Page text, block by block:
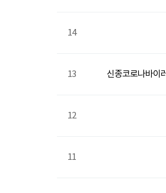
14
13 신종코로나바이
12
11